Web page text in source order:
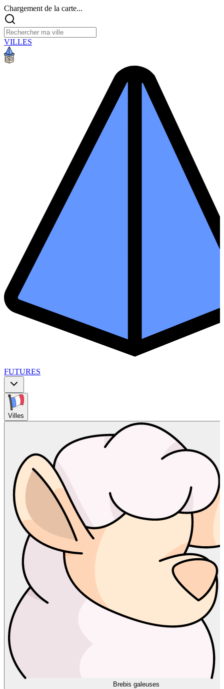
Chargement de la carte...
VILLES
FUTURES
Villes
Brebis galeuses